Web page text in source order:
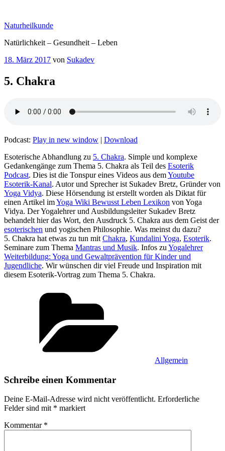
springen
Naturheilkunde
Natürlichkeit – Gesundheit – Leben
Veröffentlicht
18. März 2017 von Sukadev
5. Chakra
Podcast: Play in new window | Download
Esoterische Abhandlung zu 5. Chakra. Simple und komplexe
Gedankengänge zum Thema 5. Chakra als Teil des Esoterik
Podcast. Dies ist die Tonspur eines Videos aus demYoutube
Esoterik-Kanal. Autor und Sprecher ist Sukadev Bretz, Gründer von
Yoga Vidya. Diese Hörsendung ist erstellt worden als Diktat für
einen Artikel imYoga Wiki Bewusst Leben Lexikon von Yoga
Vidya. Der Yogalehrer und Ausbildungsleiter Sukadev Bretz
behandelt hier das Wort, den Ausdruck 5. Chakra aus dem Geist der
esoterischen und yogischen Philosophie. Was meinst du dazu?
5. Chakra hat etwas zu tun mit Chakra, Kundalini Yoga, Esoterik.
Seminare zum Thema Mantras und Musik. Infos zu Yogalehrer
Weiterbildung: Yoga und Gewaltprävention für Kinder und
Jugendliche. Wir wünschen dir viel Freude und Inspiration mit
diesem Esoterik-Vortrag zum Thema 5. Chakra.
Allgemein
Schreibe einen Kommentar
Deine E-Mail-Adresse wird nicht veröffentlicht. Erforderliche
Felder sind mit * markiert
Kommentar *